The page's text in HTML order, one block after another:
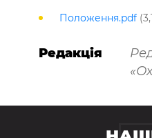
Положення.pdf
Редакція